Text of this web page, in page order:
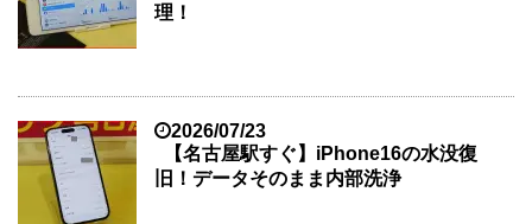
理！
2026/07/23
【名古屋駅すぐ】iPhone16の水没復
旧！データそのまま内部洗浄